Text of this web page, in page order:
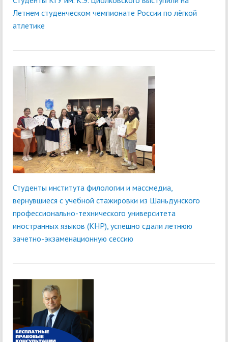
Летнем студенческом чемпионате России по лёгкой
атлетике
Студенты института филологии и массмедиа,
вернувшиеся с учебной стажировки из Шаньдунского
профессионально-технического университета
иностранных языков (КНР), успешно сдали летнюю
зачетно-экзаменационную сессию